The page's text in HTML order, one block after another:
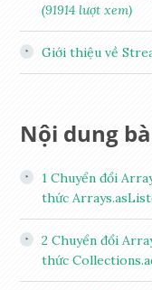
(91914 lượt xem)
Giới thiệu về
Nội dung
1 Chuyển đổi
thức
2 Chuyển đổi
thức